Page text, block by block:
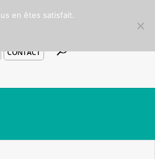
CONTACT
en êtes satisfait.